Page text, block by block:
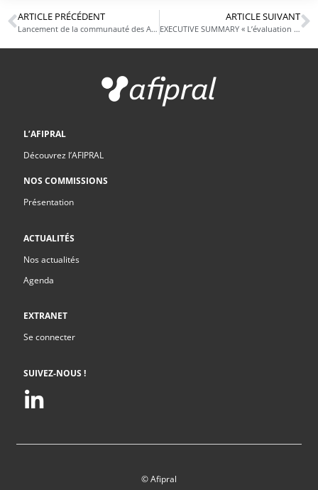
ARTICLE PRÉCÉDENT
Lancement de la communauté des Ambassadeurs Métiers des Industries de Santé
ARTICLE SUIVANT
EXECUTIVE SUMMARY « L’évaluation des risques aux achats »
L’AFIPRAL
Découvrez l’AFIPRAL
NOS COMMISSIONS
Présentation
ACTUALITÉS
Nos actualités
Agenda
EXTRANET
Se connecter
SUIVEZ-NOUS !
© Afipral